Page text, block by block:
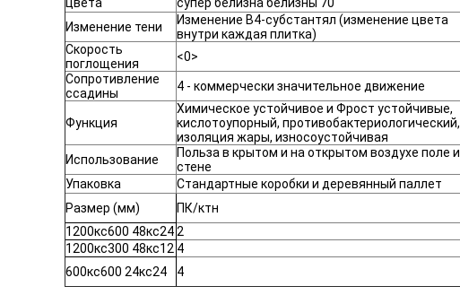
Изменение тени
Изменение В4-субстантял (изменение цвета
внутри каждая плитка)
Скорость
поглощения
<0>
Сопротивление
ссадины
4 - коммерчески значительное движение
Функция
Химическое устойчивое и Фрост устойчивые,
кислотоупорный, противобактериологический,
изоляция жары, износоустойчивая
Использование
Польза в крытом и на открытом воздухе поле и
стене
Упаковка
Стандартные коробки и деревянный паллет
Размер (мм)
ПК/ктн
1200кс600 48кс24 2
1200кс300 48кс12 4
600кс600 24кс24
4